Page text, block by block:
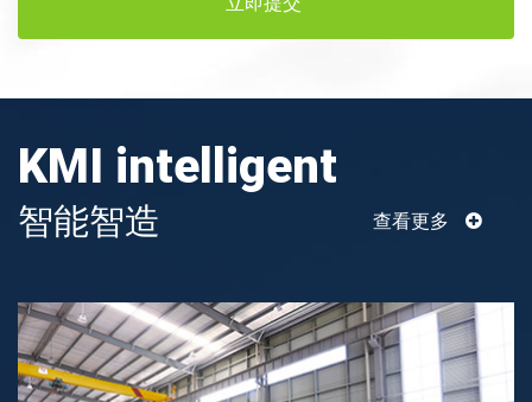
KMI intelligent
智能智造 查看更多